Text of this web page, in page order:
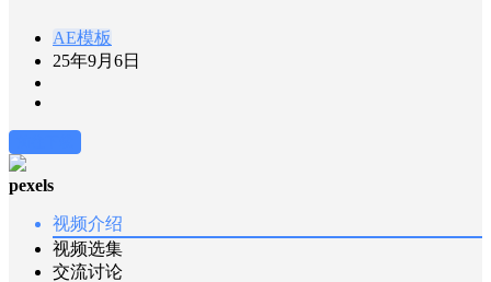
AE模板
25年9月6日
pexels
视频介绍
视频选集
交流讨论